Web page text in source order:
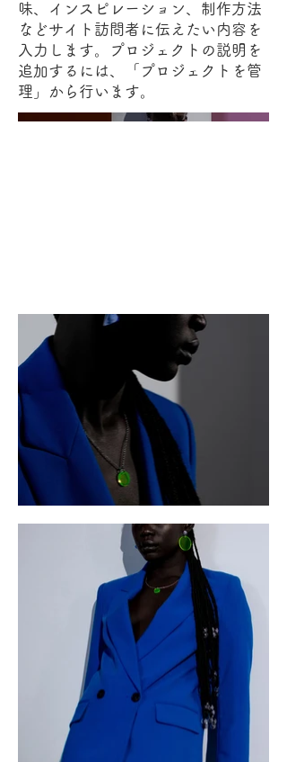
味、インスピレーション、制作方法
などサイト訪問者に伝えたい内容を
入力します。プロジェクトの説明を
追加するには、「プロジェクトを管
理」から行います。